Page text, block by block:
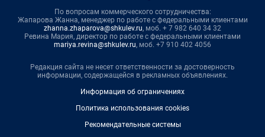
По вопросам коммерческого сотрудничества:
Жапарова Жанна, менеджер по работе с федеральными клиентами
zhanna.zhaparova@shkulev.ru, моб. + 7 982 640 34 32
Ревина Мария, директор по работе с федеральными клиентами
mariya.revina@shkulev.ru, моб. +7 910 402 4056
Редакция сайта не несет ответственности за достоверность
информации, содержащейся в рекламных объявлениях.
Информация об ограничениях
Политика использования cookies
Рекомендательные системы